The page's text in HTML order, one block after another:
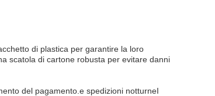
di plastica per garantire la loro
scatola di cartone robusta per evitare danni
del pagamento.e spedizioni notturneI